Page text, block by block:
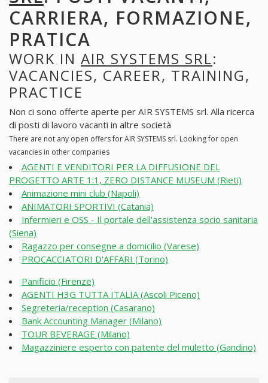
CARRIERA, FORMAZIONE,
PRATICA
WORK IN AIR SYSTEMS SRL:
VACANCIES, CAREER, TRAINING,
PRACTICE
Non ci sono offerte aperte per AIR SYSTEMS srl. Alla ricerca
di posti di lavoro vacanti in altre società
There are not any open offers for AIR SYSTEMS srl. Looking for open
vacancies in other companies
AGENTI E VENDITORI PER LA DIFFUSIONE DEL
PROGETTO ARTE 1:1, ZERO DISTANCE MUSEUM (Rieti)
Animazione mini club (Napoli)
ANIMATORI SPORTIVI (Catania)
Infermieri e OSS - Il portale dell'assistenza socio sanitaria
(Siena)
Ragazzo per consegne a domicilio (Varese)
PROCACCIATORI D'AFFARI (Torino)
Panificio (Firenze)
AGENTI H3G TUTTA ITALIA (Ascoli Piceno)
Segreteria/reception (Casarano)
Bank Accounting Manager (Milano)
TOUR BEVERAGE (Milano)
Magazziniere esperto con patente del muletto (Gandino)